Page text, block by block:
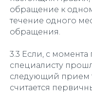
обращение к
течение одного
обращения.
3.3 Если, с
специалисту
следующий прием
считается